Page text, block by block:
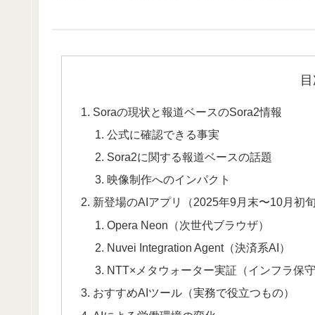
Soraの現状と報道ベースのSora2情報
公式に確認できる事実
Sora2に関する報道ベースの話題
映像制作へのインパクト
新登場のAIアプリ（2025年9月末〜10月初旬
Opera Neon（次世代ブラウザ）
Nuvei Integration Agent（決済系AI）
NTT×メタウォーター実証（インフラ保守
おすすめAIツール（実務で役立つもの）